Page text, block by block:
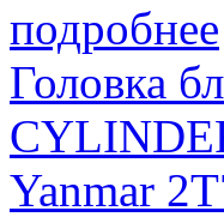
подробнее
Головка
Yanmar